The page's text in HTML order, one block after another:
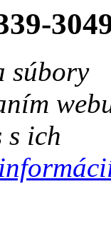
súbory
s ich